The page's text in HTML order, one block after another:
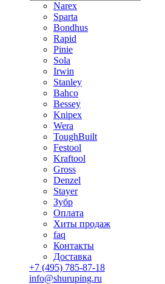
Narex
Sparta
Bondhus
Rapid
Pinie
Sola
Irwin
Stanley
Bahco
Bessey
Knipex
Wera
ToughBuilt
Festool
Kraftool
Gross
Denzel
Stayer
Зубр
Оплата
Хиты продаж
faq
Контакты
Доставка
+7 (495) 785-87-18
info@shuruping.ru